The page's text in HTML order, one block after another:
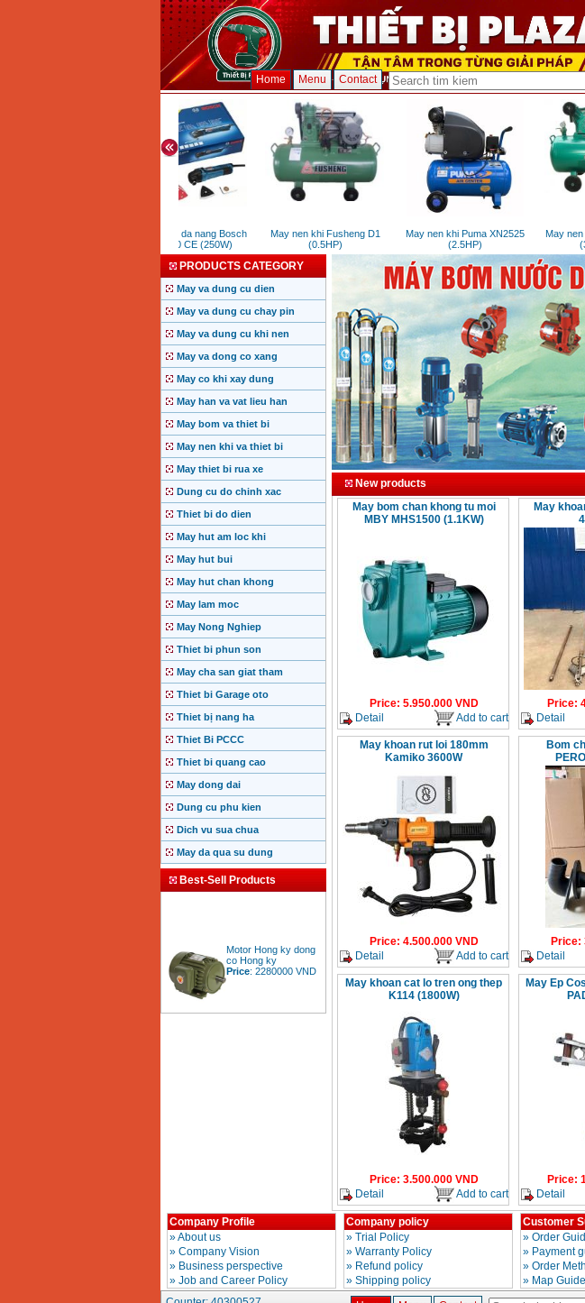
Home Menu Contact
Dung cu cat da nang Bosch
GOP 250 CE (250W)
May nen khi Fusheng D1
(0.5HP)
May nen khi Puma XN2525
(2.5HP)
May nen
PRODUCTS CATEGORY
May va dung cu dien
May va dung cu chay pin
May va dung cu khi nen
May va dong co xang
May co khi xay dung
May han va vat lieu han
May bom va thiet bi
May nen khi va thiet bi
May thiet bi rua xe
Dung cu do chinh xac
Thiet bi do dien
May hut am loc khi
May hut bui
May hut chan khong
May lam moc
May Nong Nghiep
Thiet bi phun son
May cha san giat tham
Thiet bi Garage oto
Thiet bị nang ha
Thiet Bi PCCC
Thiet bi quang cao
May dong dai
Dung cu phu kien
Dich vu sua chua
May da qua su dung
Best-Sell Products
co Hong ky
Price:2280000
Price:3980000VND
May cua xich chay
xang Stihl MS661
Price:29900000
VND
New products
May bom chan khong tu moi
MBY MHS1500 (1.1KW)
Price: 5.950.000VND
Detail
Add to cart
May
Price:
Detail
May khoan rut loi 180mm
Kamiko 3600W
Price: 4.500.000VND
Detail
Add to cart
Bom
Price:
Detail
May khoan cat lo tren ong thep
K114 (1800W)
Price: 3.500.000VND
Detail
Add to cart
May Ep
Price:
Detail
Company Profile
»About us
» Company Vision
» Business perspective
» Job and Career Policy
Company policy
» Trial Policy
» Warranty Policy
» Refund policy
» Shipping policy
Customer
» Order
» Payment
» Order
» Map